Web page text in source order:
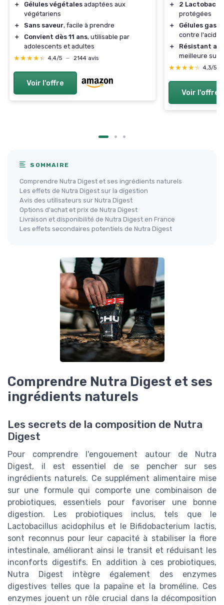
＋
Gélules végétales adaptées aux
végétariens
＋
Sans saveur, facile à prendre
＋
Convient dès 11 ans, utilisable par
adolescents et adultes
★★★★★
★★★★★ 4,4/5 — 2144 avis
Voir l'offre
＋
2
protégées
＋
Gélules
contre
＋
Résistant
meilleure
★★★★★
★★★★★ 4,3/5
Voir l'offre
SOMMAIRE
Comprendre Nutra Digest et ses ingrédients naturels
Les effets de Nutra Digest sur la digestion
Avis des utilisateurs sur Nutra Digest
Options d'achat et prix de Nutra Digest
Livraison et disponibilité de Nutra Digest en France
Les effets secondaires potentiels de Nutra Digest
Comprendre Nutra Digest et ses
ingrédients naturels
Les secrets de la composition de Nutra
Digest
Pour comprendre l'engouement autour de Nutra
Digest, il est essentiel de se pencher sur ses
ingrédients naturels. Ce supplément alimentaire mise
sur une formule qui comporte une combinaison de
probiotiques, essentiels pour favoriser une bonne
digestion. Les probiotiques inclus, tels que le
Lactobacillus acidophilus et le Bifidobacterium lactis,
sont reconnus pour leur capacité à stabiliser la flore
intestinale, améliorant ainsi le transit et réduisant les
inconforts digestifs. En addition à ces probiotiques,
Nutra Digest intègre également des enzymes
digestives telles que la papaïne et la broméline. Ces
enzymes jouent un rôle crucial dans la décomposition